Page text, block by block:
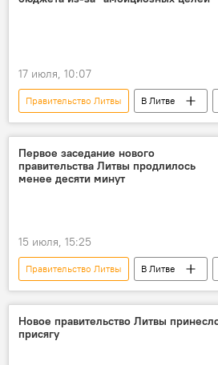
17 июля, 10:07
Правительство Литвы В Литве
Миндаугас Синкявичюс
бюджет
государственный бюджет
расходы
Политика
Первое заседание нового
правительства Литвы продлилось
менее десяти минут
15 июля, 15:25
Правительство Литвы В Литве
Сейм Литвы
Миндаугас
кабмин
заседание
Новое правительство Литвы
присягу